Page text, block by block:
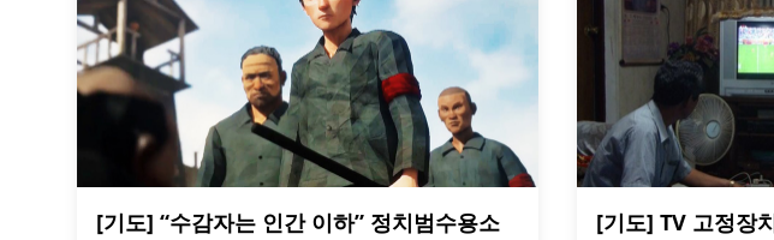
[기도] “수감자는 인간 이하” 정치범수용소 [기도] TV 고정장